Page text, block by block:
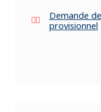
Demande
provisionnel